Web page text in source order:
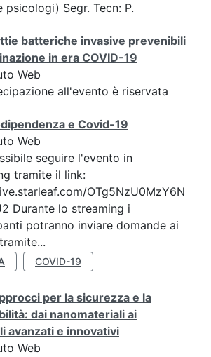
psicologi) Segr. Tecn: P.
batteriche invasive prevenibili
in era COVID-19
Web
all'evento è riservata
e Covid-19
Web
seguire l'evento in
tramite il link:
OTg5NzU0MzY6N
Durante lo streaming i
potranno inviare domande ai
COVID-19
per la sicurezza e la
dai nanomateriali ai
avanzati e innovativi
Web